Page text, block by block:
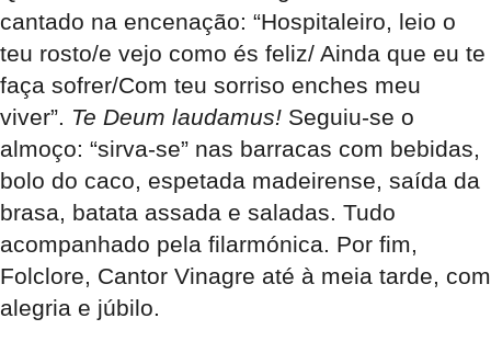
cantado na encenação: “Hospitaleiro, leio o
teu rosto/e vejo como és feliz/ Ainda que eu te
faça sofrer/Com teu sorriso enches meu
viver”. Te Deum laudamus! Seguiu-se o
almoço: “sirva-se” nas barracas com bebidas,
bolo do caco, espetada madeirense, saída da
brasa, batata assada e saladas. Tudo
acompanhado pela filarmónica. Por fim,
Folclore, Cantor Vinagre até à meia tarde, com
alegria e júbilo.